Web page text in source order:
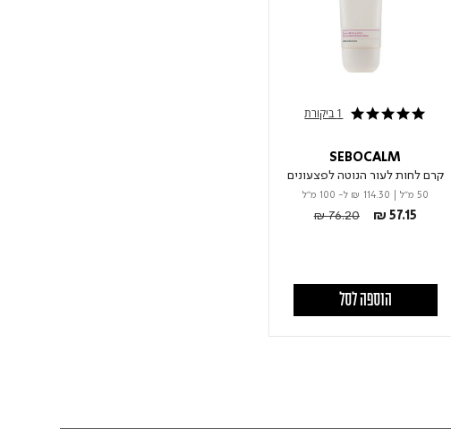
5.0 star rating 1 ביקורת
SEBOCALM
קרם לחות לעור הנוטה לפצעונים
50 מ"ל ₪ 114.30 ל- 100 מ"ל
₪ 57.15
Price reduced from
₪ 76.20
to
הוספה לסל